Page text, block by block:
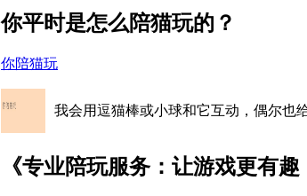
你平时是怎么陪猫玩的？
你陪猫玩
我会用逗猫棒或小球和它互动，偶尔也
《专业陪玩服务：让游戏更有趣